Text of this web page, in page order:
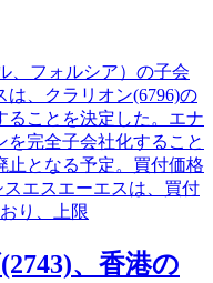
、フォルシア）の子会
、クラリオン(6796)の
ることを決定した。エナ
を完全子会社化すること
止となる予定。買付価格
エスエーエスは、買付
り、上限
、香港の